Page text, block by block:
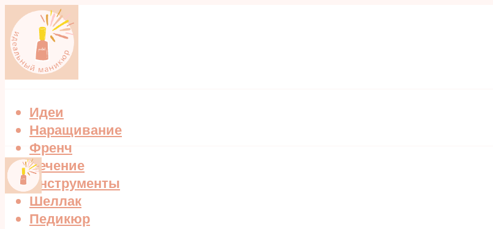
Идеи
Наращивание
Френч
Лечение
Инструменты
Шеллак
Педикюр